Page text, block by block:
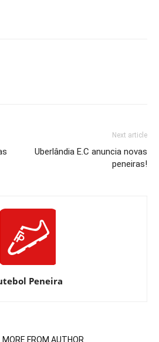
Next article
Uberlândia E.C anuncia novas
peneiras!
Peneira
MORE FROM AUTHOR